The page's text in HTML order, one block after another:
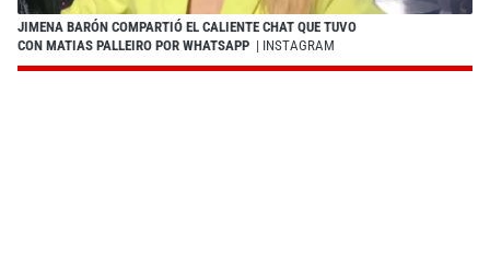
JIMENA BARÓN COMPARTIÓ EL CALIENTE CHAT QUE TUVO
CON MATIAS PALLEIRO POR WHATSAPP | INSTAGRAM